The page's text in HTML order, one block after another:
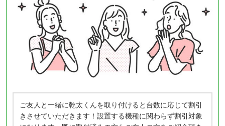
ご友人と一緒に乾太くんを取り付けると台数に応じて割引
きさせていただきます！設置する機種に関わらず割引対象